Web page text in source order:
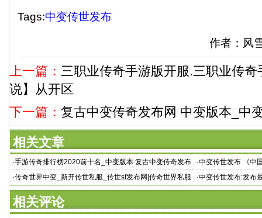
Tags:中变传世发布
作者：风
上一篇： 三职业传奇手游版开服.三职业传
说】从开区
下一篇： 复古中变传奇发布网 中变版本_中
相关文章
·手游传奇排行榜2020前十名_中变版本 复古中变传奇发布
网 8928手游传奇排
·中变传世发布 《中
·传奇世界中变_新开传世私服_传世sf发布网|传奇世界私服 ·中变传世发布:发布
相关评论